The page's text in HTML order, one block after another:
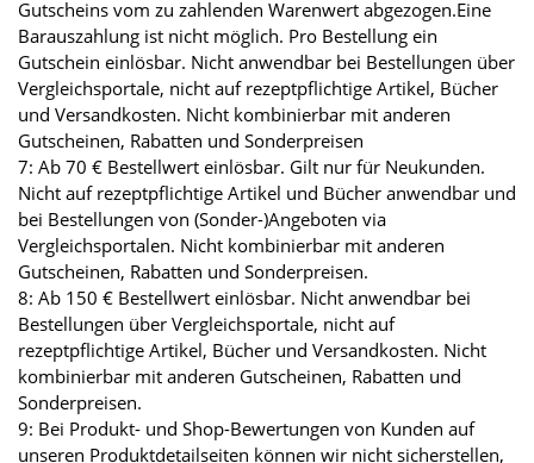
Gutscheins vom zu zahlenden Warenwert abgezogen.Eine
Barauszahlung ist nicht möglich. Pro Bestellung ein
Gutschein einlösbar. Nicht anwendbar bei Bestellungen über
Vergleichsportale, nicht auf rezeptpflichtige Artikel, Bücher
und Versandkosten. Nicht kombinierbar mit anderen
Gutscheinen, Rabatten und Sonderpreisen
7: Ab 70 € Bestellwert einlösbar. Gilt nur für Neukunden.
Nicht auf rezeptpflichtige Artikel und Bücher anwendbar und
bei Bestellungen von (Sonder-)Angeboten via
Vergleichsportalen. Nicht kombinierbar mit anderen
Gutscheinen, Rabatten und Sonderpreisen.
8: Ab 150 € Bestellwert einlösbar. Nicht anwendbar bei
Bestellungen über Vergleichsportale, nicht auf
rezeptpflichtige Artikel, Bücher und Versandkosten. Nicht
kombinierbar mit anderen Gutscheinen, Rabatten und
Sonderpreisen.
9: Bei Produkt- und Shop-Bewertungen von Kunden auf
unseren Produktdetailseiten können wir nicht sicherstellen,